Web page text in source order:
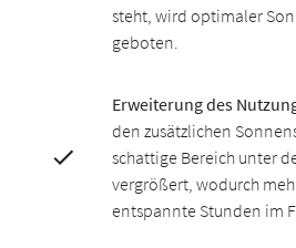
steht, wird optimaler
geboten.
Erweiterung des
den zusätzlichen
schattige Bereich unter
vergrößert, wodurch
entspannte Stunden im